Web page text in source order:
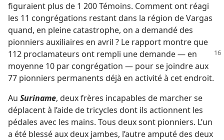
figuraient plus de 1 200 Témoins. Comment ont réagi
les 11 congrégations restant dans la région de Vargas
quand, en pleine catastrophe, on a demandé des
pionniers auxiliaires en avril ? Le rapport montre que
112 proclamateurs ont rempli unedemande — en
moyenne 10 par congrégation — pour se joindre aux
77 pionniers permanents déjà en activité à cet endroit.
Au Suriname, deux frères incapables de marcher se
déplacent à l’aide de tricycles dont ils actionnent les
pédales avec les mains. Tous deux sont pionniers. L’un
a été blessé aux deux jambes, l’autre amputé des deux